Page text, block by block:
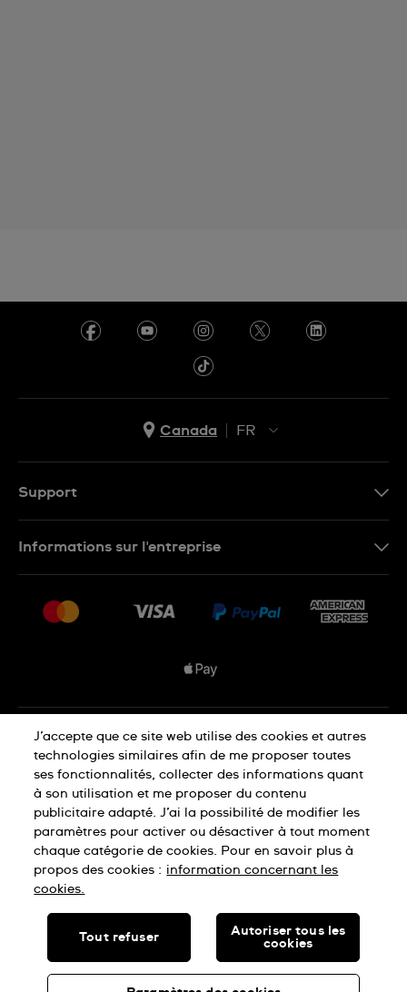
Canada
FR
Support
Conditions De Vente
Informations sur l'entreprise
Nous rejoindre
Déclaration de confidentialité
Déclaration concernant les cookies
Conditions d'utilisation
SWISS MADE
© SWATCH LTD, 2026 TOUS DROITS RÉSERVÉS : MONTRES
J’accepte que ce site web utilise des cookies et autres
technologies similaires afin de me proposer toutes
ses fonctionnalités, collecter des informations quant
à son utilisation et me proposer du contenu
publicitaire adapté. J’ai la possibilité de modifier les
paramètres pour activer ou désactiver à tout moment
chaque catégorie de cookies. Pour en savoir plus à
propos des cookies : information concernant les
cookies.
Tout refuser
Autoriser tous les
cookies